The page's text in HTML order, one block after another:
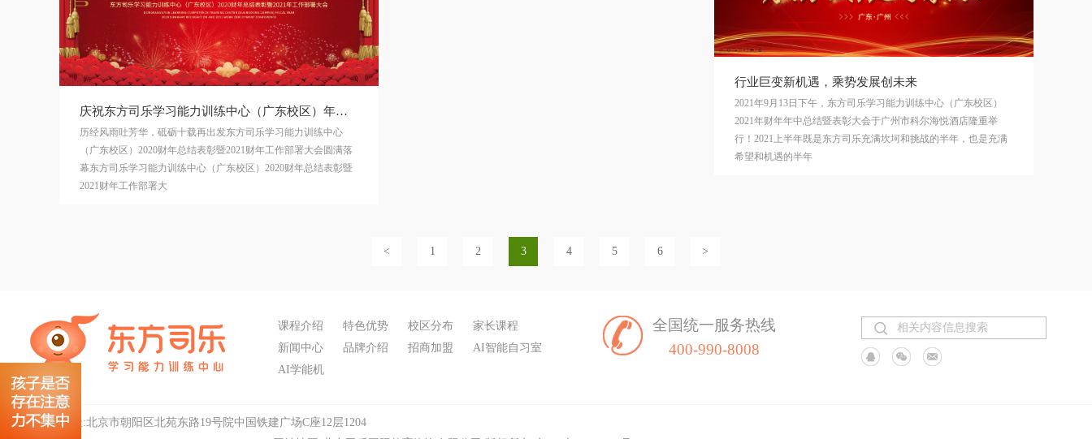
行业巨变新机遇，乘势发展创未来
2021年9月13日下午，东方司乐学习能力训练中心（广东校区）
2021年财年年中总结暨表彰大会于广州市科尔海悦酒店隆重举
行！2021上半年既是东方司乐充满坎坷和挑战的半年，也是充满
希望和机遇的半年
庆祝东方司乐学习能力训练中心（广东校区）年会圆满成功
历经风雨吐芳华，砥砺十载再出发东方司乐学习能力训练中心
（广东校区）2020财年总结表彰暨2021财年工作部署大会圆满落
幕东方司乐学习能力训练中心（广东校区）2020财年总结表彰暨
2021财年工作部署大
< 1 2 3 4 5 6 >
课程介绍 特色优势 校区分布
家长课程
新闻中心
品牌介绍 招商加盟
AI智能自习室
AI学能机
全国统一服务热线
400-990-8008
总部地址:北京市朝阳区北苑东路19号院中国铁建广场C座12层1204